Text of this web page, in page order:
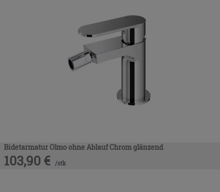
Bidetarmatur Olmo ohne Ablauf Chrom glänzend
103,90 € /stk